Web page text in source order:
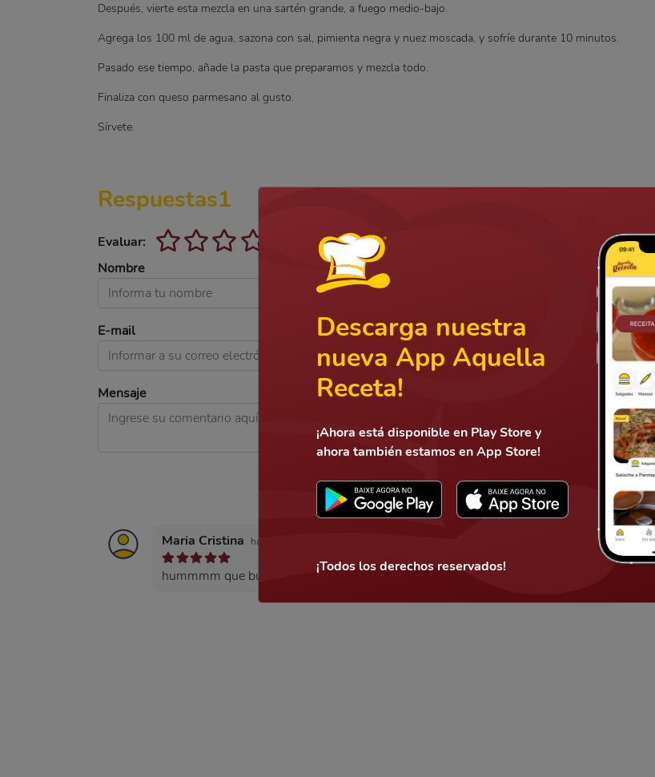
Después, vierte esta mezcla en una sartén grande, a fuego medio-bajo.
Agrega los 100 ml de agua, sazona con sal, pimienta negra y nuez moscada, y sofríe durante 10 minutos.
Pasado ese tiempo, añade la pasta que preparamos y mezcla todo.
Finaliza con queso parmesano al gusto.
Sírvete.
Respuestas1
Evaluar:
Nombre
E-mail
Mensaje
Mandar
Maria Cristina hace un año
hummmm que bueno!!
Descarga nuestra
nueva App Aquella
Receta!
¡Ahora está disponible en Play Store y
ahora también estamos en App Store!
¡Todos los derechos reservados!